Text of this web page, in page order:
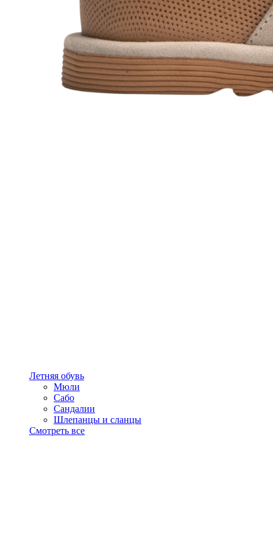
Летняя обувь
Мюли
Сабо
Сандалии
Шлепанцы и сланцы
Смотреть все